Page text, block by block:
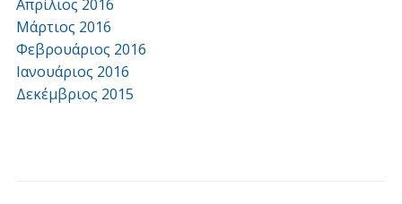
Απρίλιος 2016
Μάρτιος 2016
Φεβρουάριος 2016
Ιανουάριος 2016
Δεκέμβριος 2015